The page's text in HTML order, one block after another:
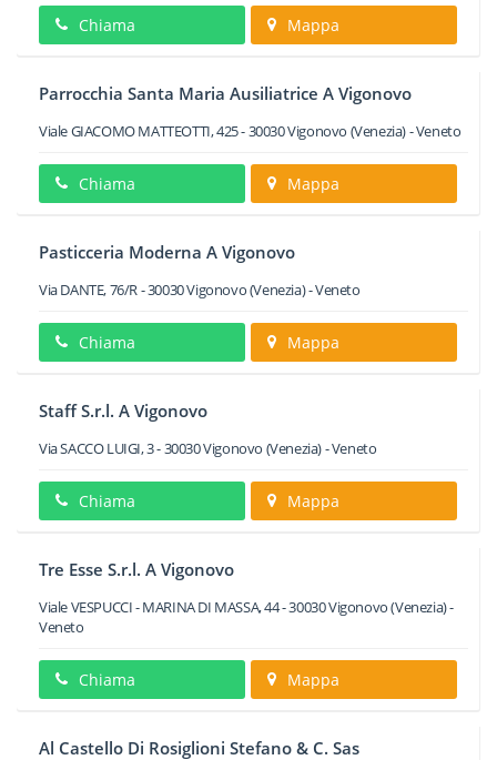
Chiama Mappa
Parrocchia Santa Maria Ausiliatrice A Vigonovo
Viale GIACOMO MATTEOTTI, 425-30030Vigonovo (Venezia) -Veneto
Chiama Mappa
Pasticceria Moderna A Vigonovo
Via DANTE, 76/R-30030Vigonovo(Venezia) -Veneto
Chiama Mappa
Staff S.r.l. A Vigonovo
Via SACCO LUIGI, 3-30030Vigonovo (Venezia) -Veneto
Chiama Mappa
Tre Esse S.r.l. A Vigonovo
Viale VESPUCCI - MARINA DI MASSA, 44-30030Vigonovo(Venezia) -
Veneto
Chiama Mappa
Al Castello Di Rosiglioni Stefano & C. Sas